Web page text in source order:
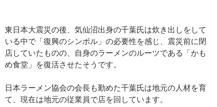
東日本大震災の後、気仙沼出身の千葉氏は炊き出しをして
いる中で「復興のシンボル」の必要性を感じ、震災前に閉
店していたものの、自身のラーメンのルーツである「かも
め食堂」を復活させたそうです。
日本ラーメン協会の会長も勤めた千葉氏は地元の人材を育
て、現在は地元の従業員で店を回しています。